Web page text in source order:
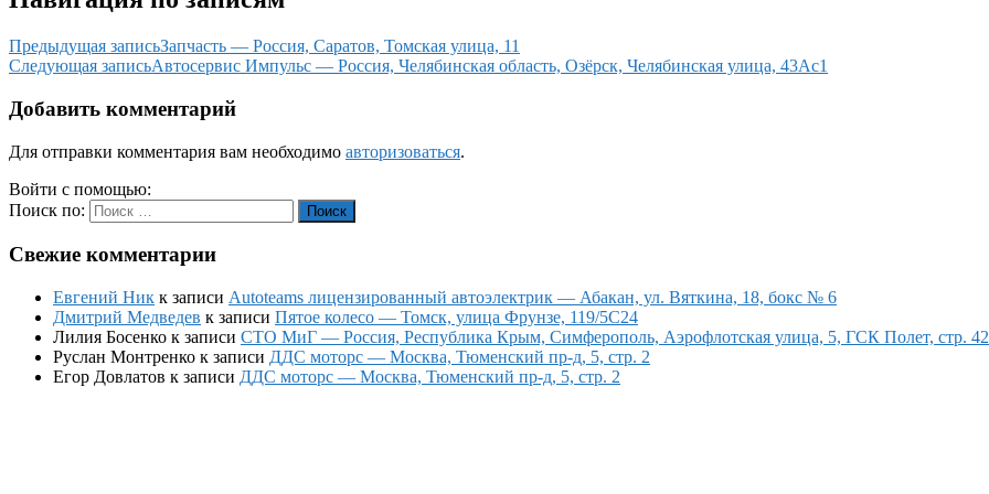
Предыдущая записьЗапчасть — Россия, Саратов, Томская улица, 11
Следующая записьАвтосервис Импульс — Россия, Челябинская область, Озёрск, Челябинская улица, 43Ас1
Добавить комментарий
Для отправки комментария вам необходимо авторизоваться.
Войти с помощью:
Поиск по:
Поиск
Свежие комментарии
Евгений Ник к записи Autoteams лицензированный автоэлектрик — Абакан, ул. Вяткина, 18, бокс № 6
Дмитрий Медведев к записи Пятое колесо — Томск, улица Фрунзе, 119/5С24
Лилия Босенко к записи СТО МиГ — Россия, Республика Крым, Симферополь, Аэрофлотская улица, 5, ГСК Полет, стр.
Руслан Монтренко к записи ДДС моторс — Москва, Тюменский пр-д, 5, стр. 2
Егор Довлатов к записи ДДС моторс — Москва, Тюменский пр-д, 5, стр. 2